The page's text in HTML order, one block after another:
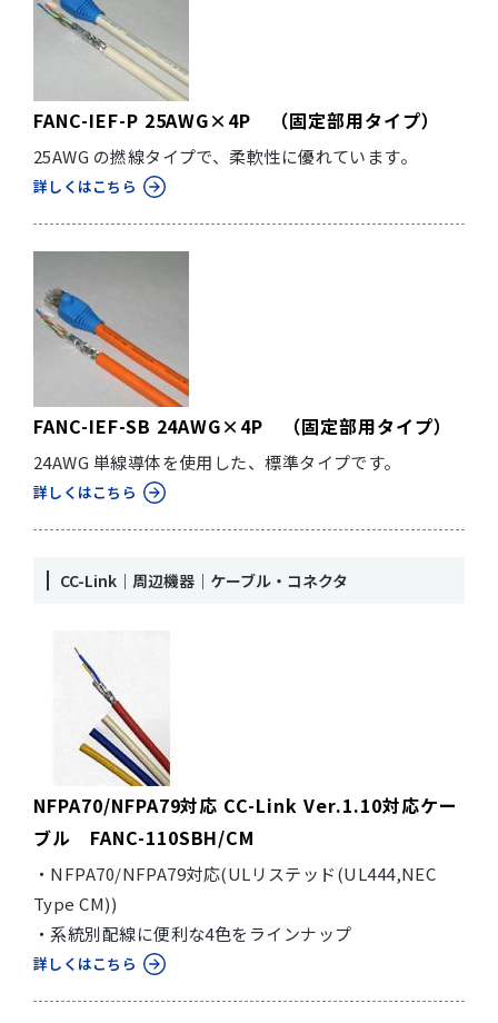
FANC-IEF-P 25AWG×4P （固定部用タイプ）
25AWG の撚線タイプで、柔軟性に優れています。
詳しくはこちら
FANC-IEF-SB 24AWG×4P （固定部用タイプ）
24AWG 単線導体を使用した、標準タイプです。
詳しくはこちら
CC-Link｜周辺機器｜ケーブル・コネクタ
NFPA70/NFPA79対応 CC-Link Ver.1.10対応ケー
ブル FANC-110SBH/CM
・NFPA70/NFPA79対応(ULリステッド(UL444,NEC
Type CM))
・系統別配線に便利な4色をラインナップ
詳しくはこちら